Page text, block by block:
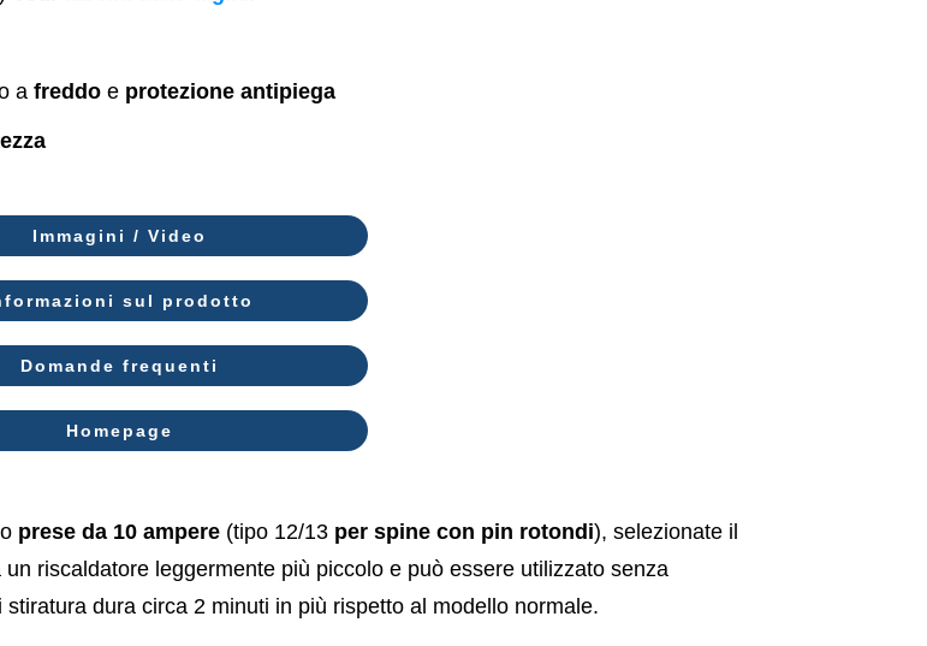
a freddo e protezione antipiega
Immagini / Video
sul prodotto
Domande frequenti
Homepage
prese da 10 ampere (tipo 12/13 per spine con pin rotondi), selezionate il
riscaldatore leggermente più piccolo e può essere utilizzato senza
dura circa 2 minuti in più rispetto al modello normale.